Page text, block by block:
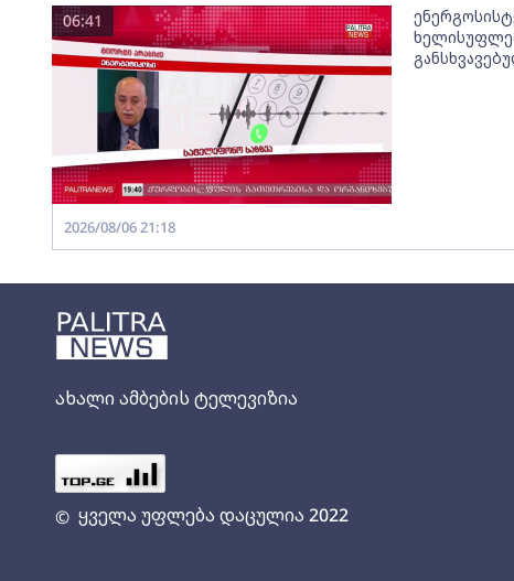
ახალი ამბების ტელევიზია
© ყველა უფლება დაცულია 2022
06:41
2026/08/06 21:18